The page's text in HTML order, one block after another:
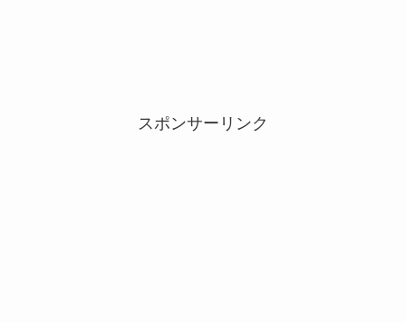
スポンサーリンク